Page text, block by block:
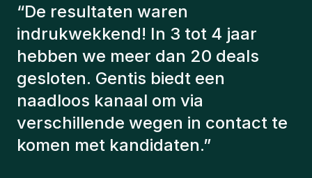
“De consultants van Gentis
hebben altijd rekening gehouden
met een aantal factoren om ons de
juiste kandidaten voor te stellen.
De kandidaten die we hebben
aangeworven, werken nog steeds
bij ons en persoonlijk ben ik erg